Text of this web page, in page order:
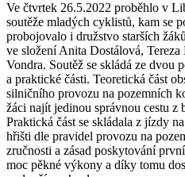
Ve čtvrtek 26.5.2022 proběhlo v
soutěže mladých cyklistů, kam se
probojovalo i družstvo starších
ve složení Anita Dostálová,
Vondra. Soutěž se skládá ze dvou
a praktické části. Teoretická část
silničního provozu na pozemních
žáci najít jedinou správnou cestu z
Praktická část se skládala z jízdy
hřišti dle pravidel provozu na
zručnosti a zásad poskytování
moc pěkné výkony a díky tomu